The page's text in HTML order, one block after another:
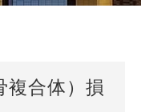
複合体）損